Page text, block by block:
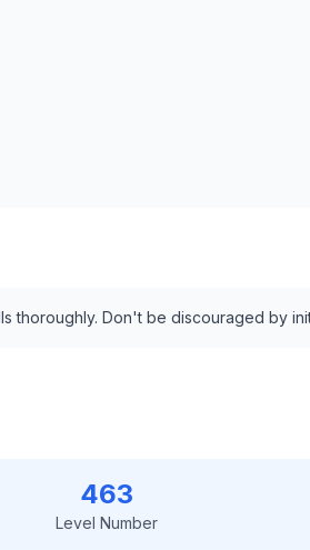
thoroughly. Don't be discouraged by
463
Level Number